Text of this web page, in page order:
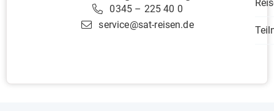
0345 – 225 40 0
service@sat-reisen.de